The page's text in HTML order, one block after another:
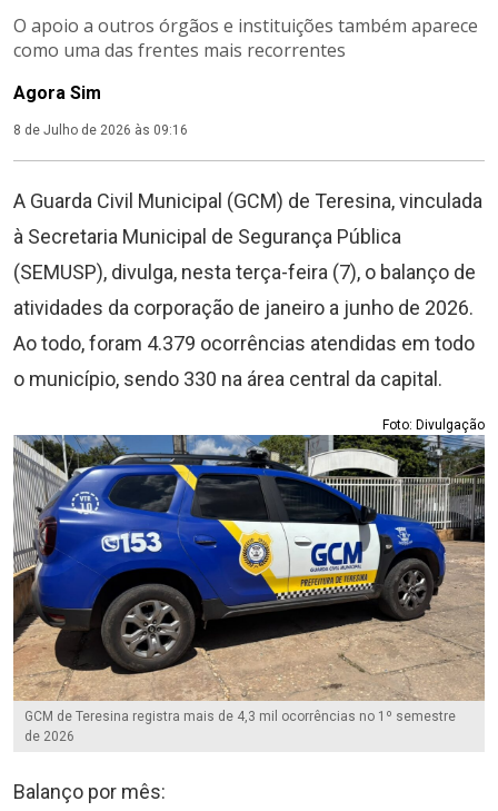
O apoio a outros órgãos e instituições também aparece
como uma das frentes mais recorrentes
Agora Sim
8 de Julho de 2026 às 09:16
A Guarda Civil Municipal (GCM) de Teresina, vinculada
à Secretaria Municipal de Segurança Pública
(SEMUSP), divulga, nesta terça-feira (7), o balanço de
atividades da corporação de janeiro a junho de 2026.
Ao todo, foram 4.379 ocorrências atendidas em todo
o município, sendo 330 na área central da capital.
Foto: Divulgação
GCM de Teresina registra mais de 4,3 mil ocorrências no 1º semestre
de 2026
Balanço por mês: